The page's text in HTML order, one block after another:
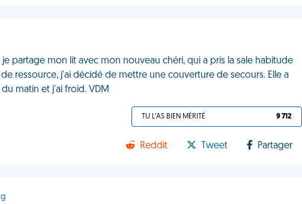
partage mon lit avec mon nouveau chéri, qui a pris la sale habitude
ressource, j'ai décidé de mettre une couverture de secours. Elle a
matin et j'ai froid. VDM
TU L'AS BIEN MÉRITÉ 9 712
Reddit Tweet Partager